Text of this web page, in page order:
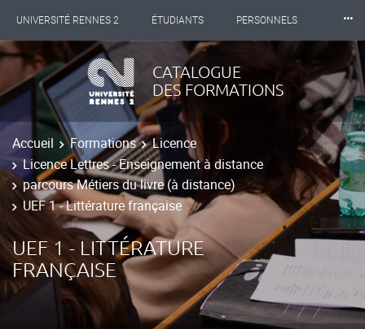
UNIVERSITÉ RENNES 2 ÉTUDIANTS PERSONNELS
INTERNATIONAL PROFESSIONNELS BIBLIOTHÈQUES
LES NOUVELLES DE RENNES 2
⸱⸱⸱
CATALOGUE
DES FORMATIONS
Accueil Formations
Licence
Licence Lettres - Enseignement à distance
parcours Métiers du livre (à distance)
UEF 1 - Littérature française
UEF 1 - LITTÉRATURE
FRANÇAISE